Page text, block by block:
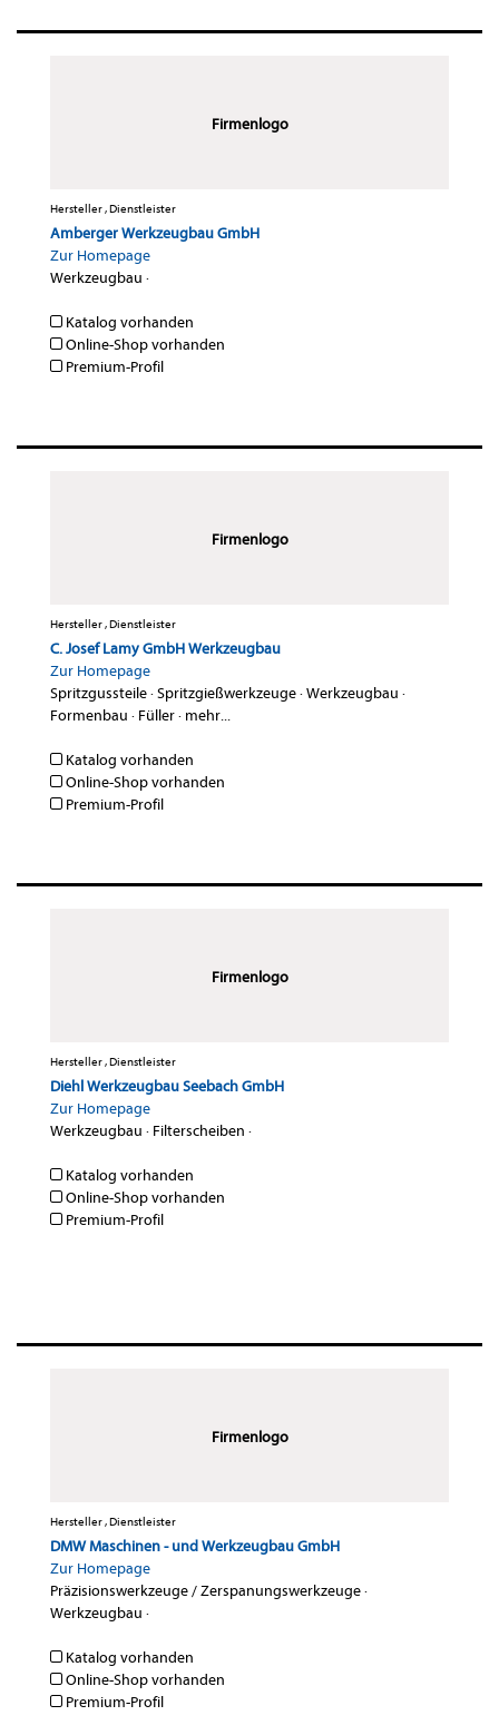
Firmenlogo
Hersteller , Dienstleister
Amberger Werkzeugbau GmbH
Zur Homepage
Werkzeugbau ·
Katalog vorhanden
Online-Shop vorhanden
Premium-Profil
Firmenlogo
Hersteller , Dienstleister
C. Josef Lamy GmbH Werkzeugbau
Zur Homepage
Spritzgussteile·Spritzgießwerkzeuge·Werkzeugbau ·
Formenbau · Füller· mehr...
Katalog vorhanden
Online-Shop vorhanden
Premium-Profil
Firmenlogo
Hersteller , Dienstleister
Diehl Werkzeugbau Seebach GmbH
Zur Homepage
Werkzeugbau · Filterscheiben ·
Katalog vorhanden
Online-Shop vorhanden
Premium-Profil
Firmenlogo
Hersteller , Dienstleister
DMW Maschinen - und Werkzeugbau GmbH
Zur Homepage
Präzisionswerkzeuge / Zerspanungswerkzeuge·
Werkzeugbau ·
Katalog vorhanden
Online-Shop vorhanden
Premium-Profil